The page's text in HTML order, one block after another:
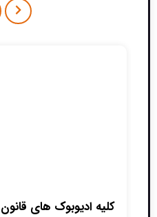
کلیه ادیوبوک های